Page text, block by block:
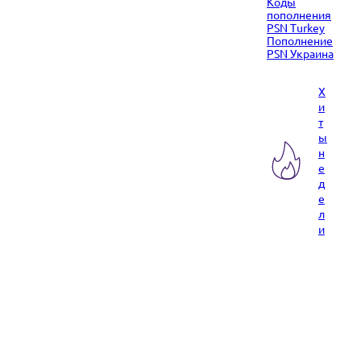
пополнения
PSN Turkey
Пополнение
PSN Украина
Х
и
т
ы
н
е
д
е
л
и